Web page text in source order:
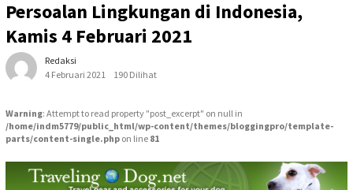
Persoalan Lingkungan di Indonesia,
Kamis 4 Februari 2021
Redaksi
4 Februari 2021
190 Dilihat
Warning: Attempt to read property "post_excerpt" on null in
/home/indm5779/public_html/wp-content/themes/bloggingpro/template-
parts/content-single.php on line 81